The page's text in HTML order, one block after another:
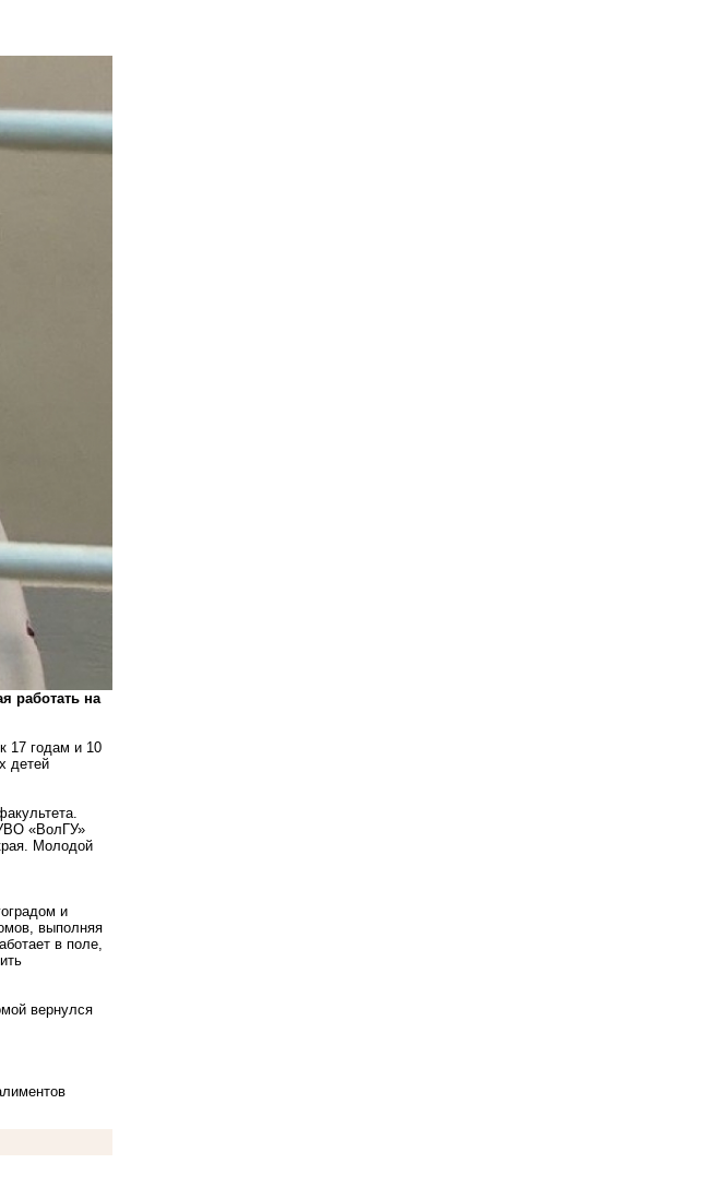
работать на
17 годам и 10
детей
«ВолГУ»
Молодой
и
выполняя
в поле,
вернулся